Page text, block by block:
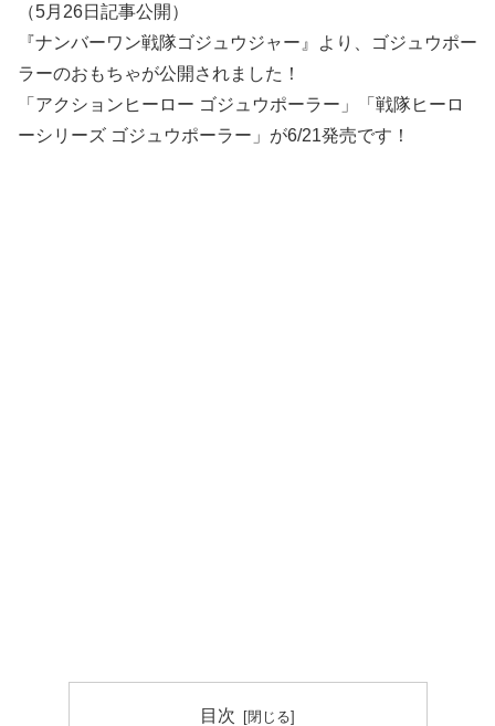
（5月26日記事公開）
『ナンバーワン戦隊ゴジュウジャー』より、ゴジュウポー
ラーのおもちゃが公開されました！
「アクションヒーロー ゴジュウポーラー」「戦隊ヒーロ
ーシリーズ ゴジュウポーラー」が6/21発売です！
目次